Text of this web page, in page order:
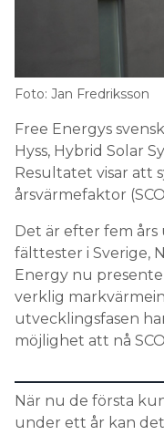
Om tidningen
Information om
SEARCH
Foto: Jan Fredriksson
Free Energys
Hyss, Hybrid Solar
Resultatet visar att
årsvärmefaktor
Det är efter fem
fälttester i Sverige,
Energy nu
verklig
utvecklingsfasen
möjlighet att nå
När nu de första
under ett år kan